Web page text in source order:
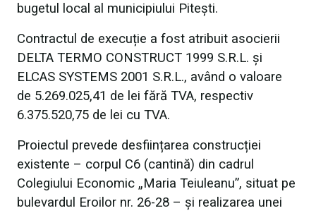
bugetul local al municipiului Pitești.
Contractul de execuție a fost atribuit asocierii
DELTA TERMO CONSTRUCT 1999 S.R.L. și
ELCAS SYSTEMS 2001 S.R.L., având o valoare
de 5.269.025,41 de lei fără TVA, respectiv
6.375.520,75 de lei cu TVA.
Proiectul prevede desființarea construcției
existente – corpul C6 (cantină) din cadrul
Colegiului Economic „Maria Teiuleanu”, situat pe
bulevardul Eroilor nr. 26-28 – și realizarea unei